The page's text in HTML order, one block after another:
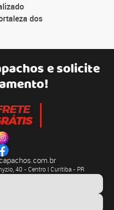
dos
e solicite
40 - Centro | Curitiba - PR